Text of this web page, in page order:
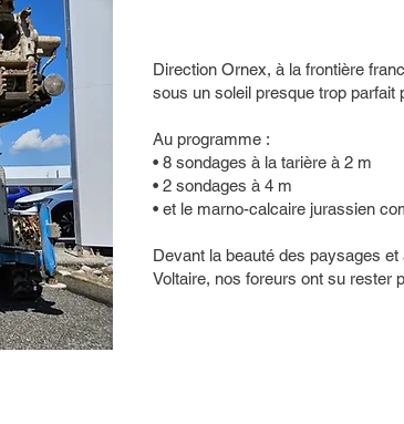
Direction Ornex, à la frontière
sous un soleil presque trop parfait
Au programme :
• 8 sondages à la tarière à 2 m
• 2 sondages à 4 m
• et le marno-calcaire jurassien
Devant la beauté des paysages
Voltaire, nos foreurs ont su rester